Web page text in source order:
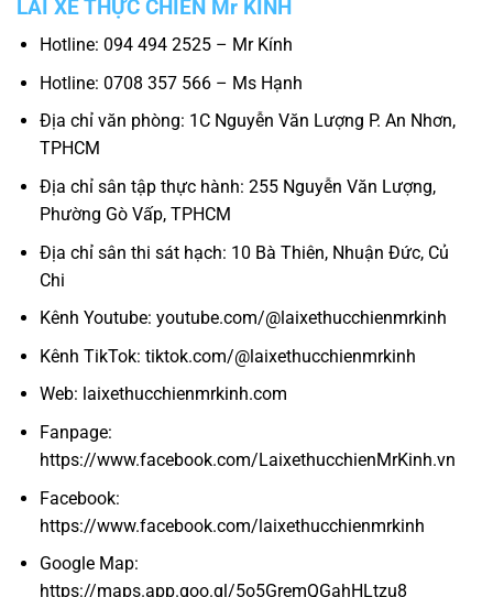
LÁI XE THỰC CHIẾN Mr KÍNH
Hotline: 094 494 2525 – Mr Kính
Hotline: 0708 357 566 – Ms Hạnh
Địa chỉ văn phòng: 1C Nguyễn Văn Lượng P. An Nhơn,
TPHCM
Địa chỉ sân tập thực hành: 255 Nguyễn Văn Lượng,
Phường Gò Vấp, TPHCM
Địa chỉ sân thi sát hạch: 10 Bà Thiên, Nhuận Đức, Củ
Chi
Kênh Youtube: youtube.com/@laixethucchienmrkinh
Kênh TikTok: tiktok.com/@laixethucchienmrkinh
Web: laixethucchienmrkinh.com
Fanpage:
https://www.facebook.com/LaixethucchienMrKinh.vn
Facebook:
https://www.facebook.com/laixethucchienmrkinh
Google Map:
https://maps.app.goo.gl/5o5GremQGahHLtzu8